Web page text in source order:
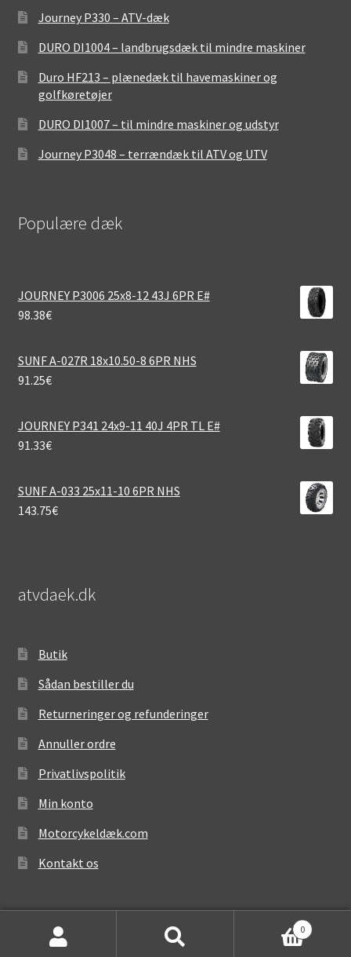
Journey P330 – ATV-dæk
DURO DI1004 – landbrugsdæk til mindre maskiner
Duro HF213 – plænedæk til havemaskiner og
golfkøretøjer
DURO DI1007 – til mindre maskiner og udstyr
Journey P3048 – terrændæk til ATV og UTV
Populære dæk
JOURNEY P3006 25x8-12 43J 6PR E#
98.38€
SUNF A-027R 18x10.50-8 6PR NHS
91.25€
JOURNEY P341 24x9-11 40J 4PR TL E#
91.33€
SUNF A-033 25x11-10 6PR NHS
143.75€
atvdaek.dk
Butik
Sådan bestiller du
Returneringer og refunderinger
Annuller ordre
Privatlivspolitik
Min konto
Motorcykeldæk.com
Kontakt os
0